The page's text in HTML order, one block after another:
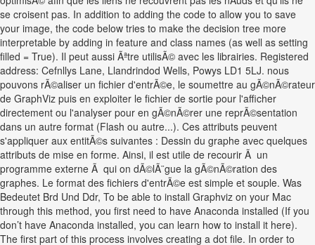
se croisent pas. In addition to adding the code to allow you to save
your image, the code below tries to make the decision tree more
interpretable by adding in feature and class names (as well as setting
filled = True). Il peut aussi Ãªtre utilisÃ© avec les librairies. Registered
address: Cefnllys Lane, Llandrindod Wells, Powys LD1 5LJ. nous
pouvons rÃ©aliser un fichier d'entrÃ©e, le soumettre au gÃ©nÃ©rateur
de GraphViz puis en exploiter le fichier de sortie pour l'afficher
directement ou l'analyser pour en gÃ©nÃ©rer une reprÃ©sentation
dans un autre format (Flash ou autre...). Ces attributs peuvent
s'appliquer aux entitÃ©s suivantes : Dessin du graphe avec quelques
attributs de mise en forme. Ainsi, il est utile de recourir Ã un
programme externe Ã qui on dÃ©lÃ¨gue la gÃ©nÃ©ration des
graphes. Le format des fichiers d'entrÃ©e est simple et souple. Was
Bedeutet Brd Und Ddr, To be able to install Graphviz on your Mac
through this method, you first need to have Anaconda installed (If you
don’t have Anaconda installed, you can learn how to install it here).
The first part of this process involves creating a dot file. In order to